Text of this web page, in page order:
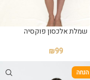
שמלת אלכסון פוקסיה
₪99